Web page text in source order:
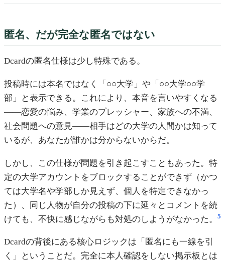
匿名、だが完全な匿名ではない
Dcardの匿名仕様は少し特殊である。
投稿時には本名ではなく「○○大学」や「○○大学○○学
部」と表示できる。これにより、本音を言いやすくなる
——恋愛の悩み、学業のプレッシャー、家族への不満、
社会問題への意見——相手はどの大学の人間かは知って
いるが、あなたが誰かは分からないからだ。
しかし、この仕様が問題を引き起こすこともあった。特
定の大学アカウントをブロックすることができず（かつ
ては大学名や学部しか見えず、個人を特定できなかっ
た）、同じ人物が自分の投稿の下に延々とコメントを続
けても、不快に感じながらも対処のしようがなかった。
5
Dcardの背後にある核心ロジックは「匿名にも一線を引
く」ということだ。完全に本人確認をしない掲示板とは